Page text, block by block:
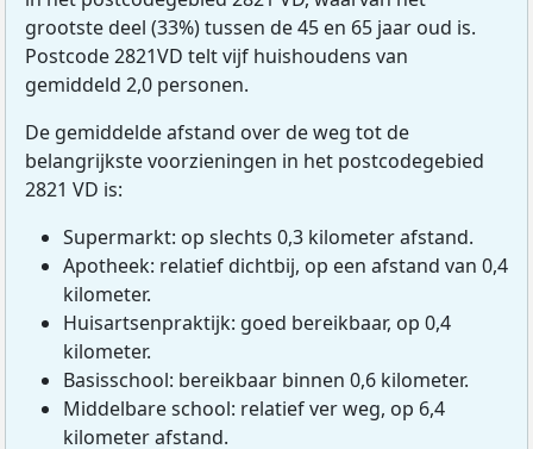
grootste deel (33%) tussen de 45 en 65 jaar oud is.
Postcode 2821VD telt vijf huishoudens van
gemiddeld 2,0 personen.
De gemiddelde afstand over de weg tot de
belangrijkste voorzieningen in het postcodegebied
2821 VD is:
Supermarkt: op slechts 0,3 kilometer afstand.
Apotheek: relatief dichtbij, op een afstand van 0,4
kilometer.
Huisartsenpraktijk: goed bereikbaar, op 0,4
kilometer.
Basisschool: bereikbaar binnen 0,6 kilometer.
Middelbare school: relatief ver weg, op 6,4
kilometer afstand.